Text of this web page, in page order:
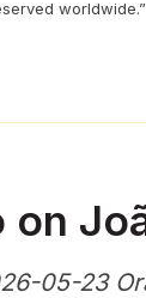
worldwide.”
on
05-23